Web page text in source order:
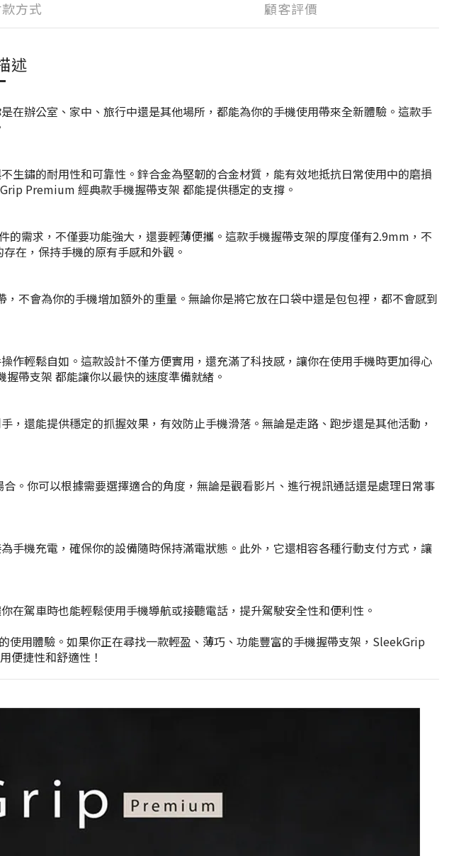
方式 顧客評價
述
辦公室、家中、旅行中還是其他場所，都能為你的手機使用帶來全新體驗。這款手
鏽的耐用性和可靠性。鋅合金為堅韌的合金材質，能有效地抵抗日常使用中的磨損
Premium 經典款手機握帶支架 都能提供穩定的支撐。
需求，不僅要功能強大，還要輕薄便攜。這款手機握帶支架的厚度僅有2.9mm，不
在，保持手機的原有手感和外觀。
不會為你的手機增加額外的重量。無論你是將它放在口袋中還是包包裡，都不會感到
輕鬆自如。這款設計不僅方便實用，還充滿了科技感，讓你在使用手機時更加得心
帶支架 都能讓你以最快的速度準備就緒。
還能提供穩定的抓握效果，有效防止手機滑落。無論是走路、跑步還是其他活動，
。你可以根據需要選擇適合的角度，無論是觀看影片、進行視訊通話還是處理日常事
機充電，確保你的設備隨時保持滿電狀態。此外，它還相容各種行動支付方式，讓
駕車時也能輕鬆使用手機導航或接聽電話，提升駕駛安全性和便利性。
用體驗。如果你正在尋找一款輕盈、薄巧、功能豐富的手機握帶支架，SleekGrip
便捷性和舒適性！